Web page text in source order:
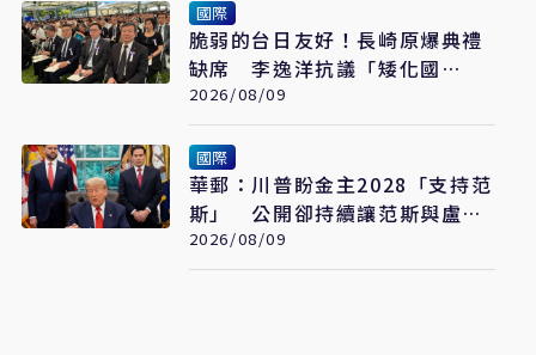
國際
脆弱的台日友好！長崎原爆典禮
缺席 李逸洋抗議「矮化國
格」：日媒揭長崎特殊安排
2026/08/09
國際
華郵：川普盼金主2028「支持范
斯」 公開卻持續讓范斯與盧比
奧較勁接班
2026/08/09